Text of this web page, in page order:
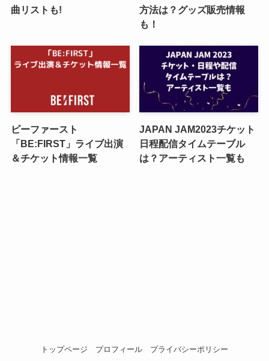
曲リストも!
方法は？グッズ販売情報
も！
ビーファースト
「BE:FIRST」ライブ出演
＆チケット情報一覧
JAPAN JAM2023チケット
日程配信タイムテーブル
は？アーティスト一覧も
トップページ プロフィール プライバシーポリシー